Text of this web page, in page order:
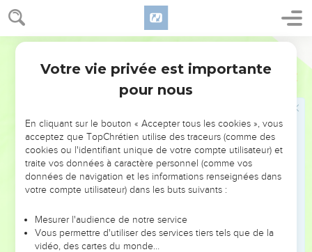
Zacharie 14
וְהָיָה֙ בַּיּ֣וֹם הַה֔וּא תִּֽהְיֶ֧ה מְהֽוּמַת־יְהוָ֛ה רַבָּ֖ה בָּהֶ֑ם וְהֶחֱזִ֗יקוּ אִ֚ישׁ יַ֣ד
רֵעֵ֔הוּ וְעָלְתָ֥ה יָד֖וֹ עַל־יַ֥ד רֵעֵֽהוּ׃
וְגַ֨ם־יְהוּדָ֔ה תִּלָּחֵ֖ם בִּירֽוּשָׁלִָ֑ם וְאֻסַּף֩ חֵ֨יל כָּל־הַגּוֹיִ֜ם סָבִ֗יב זָהָ֥ב וָכֶ֛סֶף
וּבְגָדִ֖ים לָרֹ֥ב מְאֹֽד׃
15
וְכֵ֨ן תִּֽהְיֶ֜ה מַגֵּפַ֣ת הַסּ֗וּס הַפֶּ֙רֶד֙ הַגָּמָ֣ל וְהַחֲמ֔וֹר וְכָ֨ל־הַבְּהֵמָ֔ה אֲשֶׁ֥ר
וְהָיָ֗ה כָּל־הַנּוֹתָר֙ מִכָּל־הַגּוֹיִ֔ם הַבָּאִ֖ים עַל־יְרֽוּשָׁלִָ֑ם וְעָל֞וּ מִדֵּ֧י שָׁנָ֣ה
בְשָׁנָ֗ה לְהִֽשְׁתַּחֲוֺת֙ לְמֶ֙לֶךְ֙ יְהוָ֣ה צְבָא֔וֹת וְלָחֹ֖ג אֶת־חַ֥ג הַסֻּכּֽוֹת׃
וְ֠הָיָה אֲשֶׁ֨ר לֹֽא־יַעֲלֶ֜ה מֵאֵ֨ת מִשְׁפְּח֤וֹת הָאָ֙רֶץ֙ אֶל־יְר֣וּשָׁלִַ֔ם לְהִֽשְׁתַּחֲוֺ֔ת
לְמֶ֖לֶךְ יְהוָ֣ה צְבָא֑וֹת וְלֹ֥א עֲלֵיהֶ֖ם יִהְיֶ֥ה הַגָּֽשֶׁם׃
וְאִם־מִשְׁפַּ֨חַת מִצְרַ֧יִם לֹֽא־תַעֲלֶ֛ה וְלֹ֥א בָאָ֖ה וְלֹ֣א עֲלֵיהֶ֑ם תִּֽהְיֶ֣ה
הַמַּגֵּפָ֗ה אֲשֶׁ֨ר יִגֹּ֤ף יְהוָה֙ אֶת־הַגּוֹיִ֔ם אֲשֶׁר֙ לֹ֣א יַֽעֲל֔וּ לָחֹ֖ג אֶת־חַ֥ג הַסֻּכּֽוֹת׃
זֹ֥את תִּהְיֶ֖ה חַטַּ֣את מִצְרָ֑יִם וְחַטַּאת֙ כָּל־הַגּוֹיִ֔ם אֲשֶׁר֙ לֹ֣א יַֽעֲל֔וּ לָחֹ֖ג
Votre vie privée est importante
pour nous
En cliquant sur le bouton « Accepter tous les cookies », vous
acceptez que TopChrétien utilise des traceurs (comme des
cookies ou l'identifiant unique de votre compte utilisateur) et
traite vos données à caractère personnel (comme vos
données de navigation et les informations renseignées dans
votre compte utilisateur) dans les buts suivants :
Mesurer l'audience de notre service
Vous permettre d'utiliser des services tiers tels que de la
vidéo, des cartes du monde…